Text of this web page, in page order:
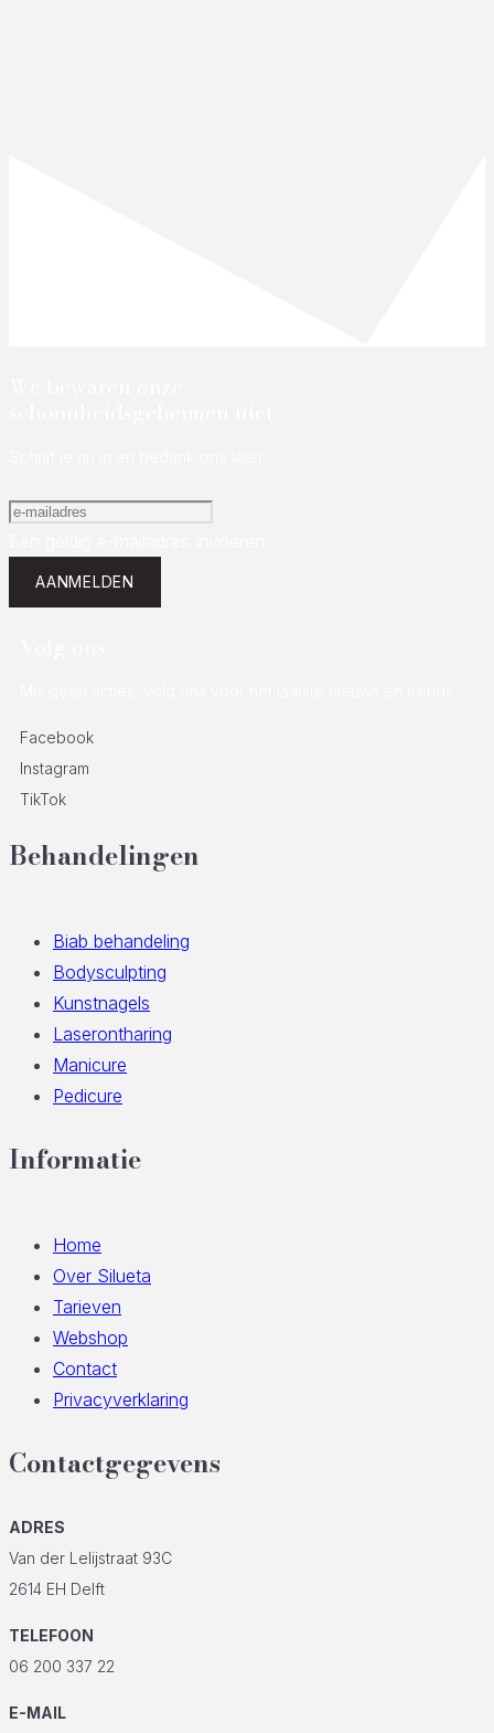
AANMELDEN
Facebook
Instagram
TikTok
Behandelingen
Biab behandeling
Bodysculpting
Kunstnagels
Laserontharing
Manicure
Pedicure
Informatie
Home
Over Silueta
Tarieven
Webshop
Contact
Privacyverklaring
Contactgegevens
ADRES
Van der Lelijstraat 93C
2614 EH Delft
TELEFOON
06 200 337 22
E-MAIL